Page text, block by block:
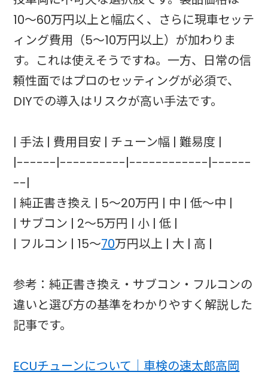
10〜60万円以上と幅広く、さらに現車セッテ
ィング費用（5〜10万円以上）が加わりま
す。これは使えそうですね。一方、日常の信
頼性面ではプロのセッティングが必須で、
DIYでの導入はリスクが高い手法です。
| 手法 | 費用目安 | チューン幅 | 難易度 |
|------|----------|------------|------
--|
| 純正書き換え | 5〜20万円 | 中 | 低〜中 |
| サブコン | 2〜5万円 | 小 | 低 |
| フルコン | 15〜70万円以上 | 大 | 高 |
参考：純正書き換え・サブコン・フルコンの
違いと選び方の基準をわかりやすく解説した
記事です。
ECUチューンについて｜車検の速太郎高岡